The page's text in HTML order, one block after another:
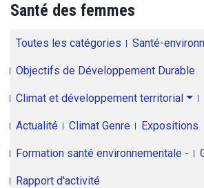
Santé des femmes
Toutes les catégories Santé-
Objectifs de Développement Durable
Climat et développement territorial
Actualité Climat Genre Expositions
Formation santé environnementale -
Rapport d'activité